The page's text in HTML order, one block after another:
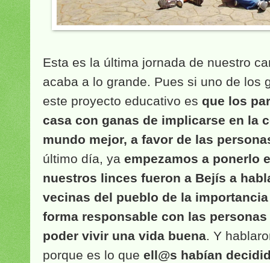
Esta es la última jornada de nuestro
acaba a lo grande. Pues si uno de los
este proyecto educativo es que los
casa con ganas de implicarse en la
mundo mejor, a favor de las
último día, ya empezamos a ponerlo
nuestros linces fueron a Bejís a
vecinas del pueblo de la
forma responsable con las
poder vivir una vida buena. Y
porque es lo que ell@s habían